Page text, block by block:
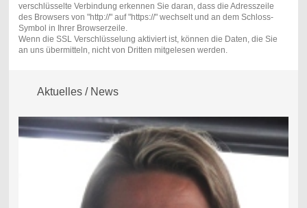
verschlüsselte Verbindung erkennen Sie daran, dass die Adresszeile
des Browsers von "http://" auf "https://" wechselt und an dem Schloss-
Symbol in Ihrer Browserzeile.
Wenn die SSL Verschlüsselung aktiviert ist, können die Daten, die Sie
an uns übermitteln, nicht von Dritten mitgelesen werden.
Aktuelles / News